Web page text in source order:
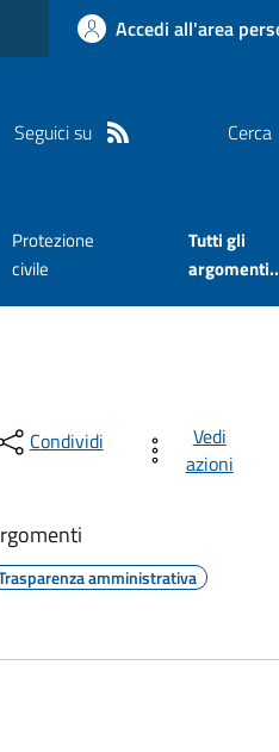
Accedi all'area
Seguici su Cerca
Protezione
civile
Tutti gli
Condividi
Vedi
azioni
amministrativa